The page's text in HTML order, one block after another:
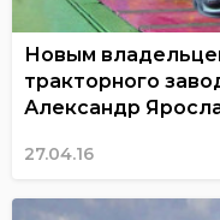
Новым
тракторного
Александр
27.04.16